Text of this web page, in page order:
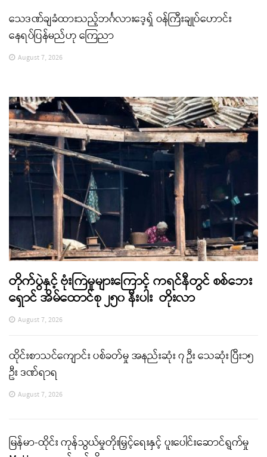
သေဒဏ်ချခံထားသည့်ဘင်္ဂလားဒေ့ရှ် ဝန်ကြီးချုပ်ဟောင်း
နေရပ်ပြန်မည်ဟု ကြေညာ
August 7, 2026
တိုက်ပွဲနှင့် ဗုံးကြဲမှုများကြောင့် ကရင်နီတွင် စစ်ဘေး
ရှောင် အိမ်ထောင်စု ၂၅၀ နီးပါး တိုးလာ
August 7, 2026
ထိုင်းစာသင်ကျောင်း ပစ်ခတ်မှု အနည်းဆုံး ၇ ဦး သေဆုံး ပြီး၁၅
ဦး ဒဏ်ရာရ
August 7, 2026
မြန်မာ-ထိုင်း ကုန်သွယ်မှုတိုးမြှင့်ရေးနှင့် ပူးပေါင်းဆောင်ရွက်မှု